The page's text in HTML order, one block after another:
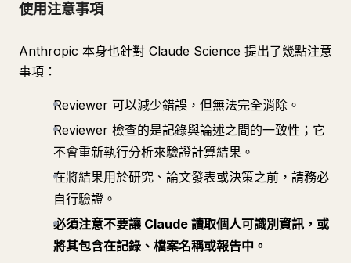
使用注意事項
Anthropic 本身也針對 Claude Science 提出了幾點注意
事項：
Reviewer 可以減少錯誤，但無法完全消除。
Reviewer 檢查的是記錄與論述之間的一致性；它
不會重新執行分析來驗證計算結果。
在將結果用於研究、論文發表或決策之前，請務必
自行驗證。
必須注意不要讓 Claude 讀取個人可識別資訊，或
將其包含在記錄、檔案名稱或報告中。